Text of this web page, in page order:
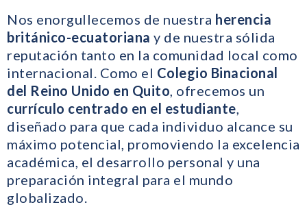
Nos enorgullecemos de nuestra herencia
británico-ecuatoriana y de nuestra sólida
reputación tanto en la comunidad local como
internacional. Como el Colegio Binacional
del Reino Unido en Quito, ofrecemos un
currículo centrado en el estudiante,
diseñado para que cada individuo alcance su
máximo potencial, promoviendo la excelencia
académica, el desarrollo personal y una
preparación integral para el mundo
globalizado.